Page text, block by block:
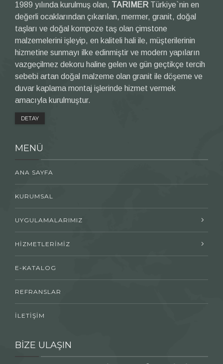
1989 yılında kurulmuş olan, TARIMER Türkiye`nin en
değerli ocaklarından çıkarılan, mermer, granit, doğal
taşları ve doğal kompoze taş olan çimstone
malzemelerini işleyip, en kaliteli hali ile, müşterilerinin
hizmetine sunmayı ilke edinmiştir ve modern yapıların
vazgeçilmez dekoru haline gelen ve gün geçtikçe tercih
sebebi artan doğal malzeme olan granit ile döşeme ve
duvar kaplama montaj işlerinde hizmet vermek
amacıyla kurulmuştur.
DETAY
MENÜ
ANA SAYFA
KURUMSAL
UYGULAMALARIMIZ
HİZMETLERİMİZ
E-KATALOG
REFRANSLAR
İLETİŞİM
BİZE ULAŞIN